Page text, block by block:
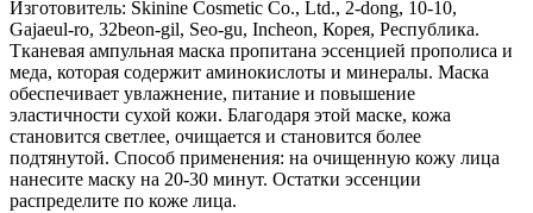
Изготовитель: Skinine Cosmetic Co., Ltd., 2-dong, 10-10,
Gajaeul-ro, 32beon-gil, Seo-gu, Incheon, Корея, Республика.
Тканевая ампульная маска пропитана эссенцией прополиса и
меда, которая содержит аминокислоты и минералы. Маска
обеспечивает увлажнение, питание и повышение
эластичности сухой кожи. Благодаря этой маске, кожа
становится светлее, очищается и становится более
подтянутой. Способ применения: на очищенную кожу лица
нанесите маску на 20-30 минут. Остатки эссенции
распределите по коже лица.